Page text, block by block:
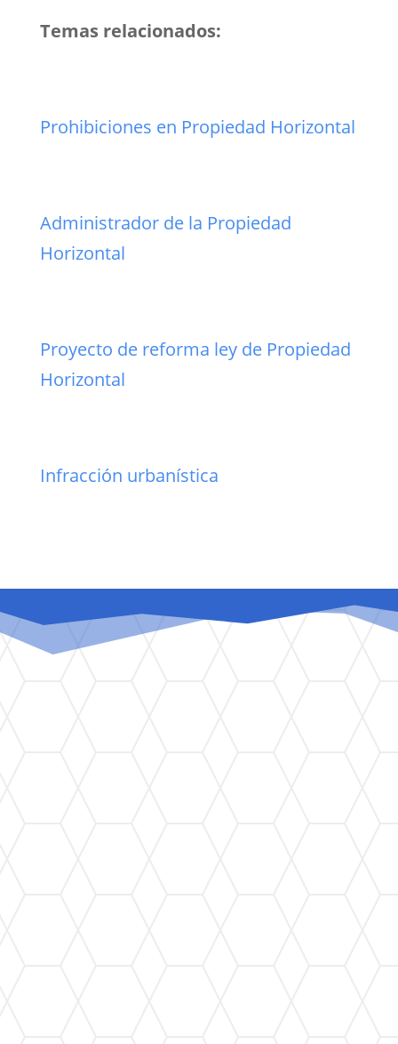
Temas relacionados:
Prohibiciones en Propiedad Horizontal
Administrador de la Propiedad
Horizontal
Proyecto de reforma ley de Propiedad
Horizontal
Infracción urbanística